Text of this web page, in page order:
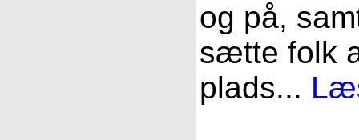
og på,
sætte folk
plads...